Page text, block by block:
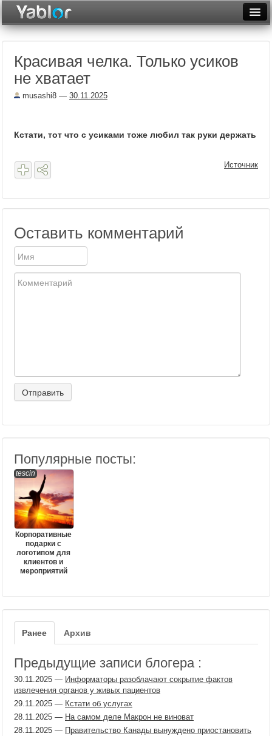
Неделя
Архив
Красивая челка. Только усиков
не хватает
musashi8 — 30.11.2025
Кстати, тот что с усиками тоже любил так руки держать
Источник
Оставить комментарий
Популярные посты:
tescin
Корпоративные
подарки с
логотипом для
клиентов и
мероприятий
Ранее Архив
Предыдущие записи блогера :
30.11.2025 — Информаторы разоблачают сокрытие фактов
извлечения органов у живых пациентов
29.11.2025 — Кстати об услугах
28.11.2025 — На самом деле Макрон не виноват
28.11.2025 — Правительство Канады вынуждено приостановить